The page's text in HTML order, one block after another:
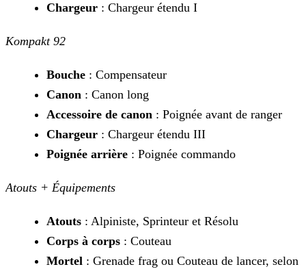
Chargeur : Chargeur étendu I
Kompakt 92
Bouche : Compensateur
Canon : Canon long
Accessoire de canon : Poignée avant de ranger
Chargeur : Chargeur étendu III
Poignée arrière : Poignée commando
Atouts + Équipements
Atouts : Alpiniste, Sprinteur et Résolu
Corps à corps : Couteau
Mortel : Grenade frag ou Couteau de lancer, selon